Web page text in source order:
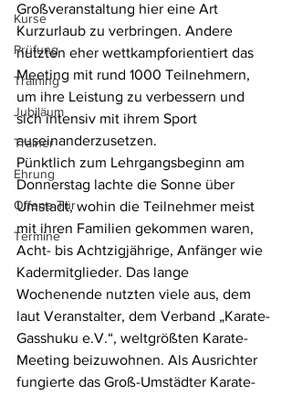
Kurse
Prüfung
Training
Jubiläum
Trainer
Ehrung
Offene Tür
Termine
Großveranstaltung hier eine Art
Kurzurlaub zu verbringen. Andere
nutzten eher wettkampforientiert das
Meeting mit rund 1000 Teilnehmern,
um ihre Leistung zu verbessern und
sich intensiv mit ihrem Sport
auseinanderzusetzen.
Pünktlich zum Lehrgangsbeginn am
Donnerstag lachte die Sonne über
Umstadt, wohin die Teilnehmer meist
mit ihren Familien gekommen waren,
Acht- bis Achtzigjährige, Anfänger wie
Kadermitglieder. Das lange
Wochenende nutzten viele aus, dem
laut Veranstalter, dem Verband „Karate-
Gasshuku e.V.“, weltgrößten Karate-
Meeting beizuwohnen. Als Ausrichter
fungierte das Groß-Umstädter Karate-